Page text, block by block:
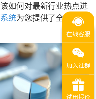
如何对最新行业热点进
统为您提供了全面且高